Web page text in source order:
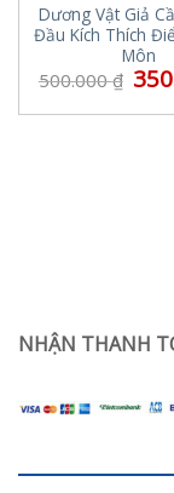
Dương Vật Giả
Đầu Kích Thích
Môn
500.000₫
NHẬN THANH